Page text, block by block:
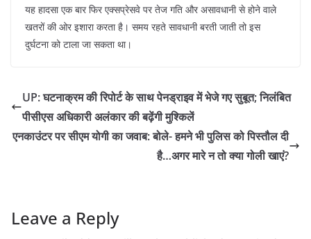
यह हादसा एक बार फिर एक्सप्रेसवे पर तेज गति और असावधानी से होने वाले
खतरों की ओर इशारा करता है। समय रहते सावधानी बरती जाती तो इस
दुर्घटना को टाला जा सकता था।
UP: घटनाक्रम की रिपोर्ट के साथ पेनड्राइव में भेजे गए सुबूत; निलंबित
पीसीएस अधिकारी अलंकार की बढ़ेंगी मुश्किलें
एनकाउंटर पर सीएम योगी का जवाब: बोले- हमने भी पुलिस को पिस्तौल दी
है…अगर मारे न तो क्या गोली खाएं?
Leave a Reply